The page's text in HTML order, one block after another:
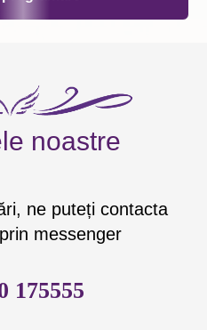
noastre
ne puteți contacta
messenger
175555